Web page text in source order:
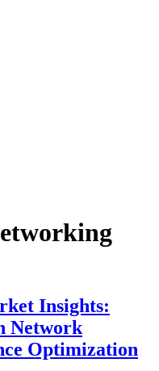
Insights:
Network
Optimization